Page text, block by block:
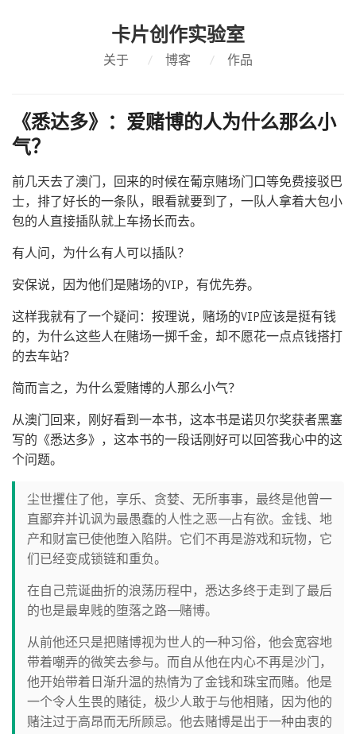
卡片创作实验室
关于 / 博客 / 作品
《悉达多》：爱赌博的人为什么那么小
气？
前几天去了澳门，回来的时候在葡京赌场门口等免费接驳巴
士，排了好长的一条队，眼看就要到了，一队人拿着大包小
包的人直接插队就上车扬长而去。
有人问，为什么有人可以插队？
安保说，因为他们是赌场的VIP，有优先券。
这样我就有了一个疑问：按理说，赌场的VIP应该是挺有钱
的，为什么这些人在赌场一掷千金，却不愿花一点点钱搭打
的去车站？
简而言之，为什么爱赌博的人那么小气？
从澳门回来，刚好看到一本书，这本书是诺贝尔奖获者黑塞
写的《悉达多》，这本书的一段话刚好可以回答我心中的这
个问题。
尘世攫住了他，享乐、贪婪、无所事事，最终是他曾一
直鄙弃并讥讽为最愚蠢的人性之恶——占有欲。金钱、地
产和财富已使他堕入陷阱。它们不再是游戏和玩物，它
们已经变成锁链和重负。
在自己荒诞曲折的浪荡历程中，悉达多终于走到了最后
的也是最卑贱的堕落之路——赌博。
从前他还只是把赌博视为世人的一种习俗，他会宽容地
带着嘲弄的微笑去参与。而自从他在内心不再是沙门，
他开始带着日渐升温的热情为了金钱和珠宝而赌。他是
一个令人生畏的赌徒，极少人敢于与他相赌，因为他的
赌注过于高昂而无所顾忌。他去赌博是出于一种由衷的